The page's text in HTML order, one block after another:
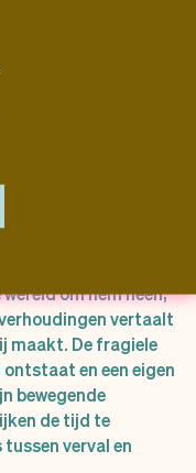
om hem heen,
vertaalt
maakt. De fragiele
en een eigen
bewegende
de tijd te
verval en